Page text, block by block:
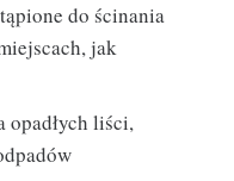
do ścinania
jak
opadłych liści,